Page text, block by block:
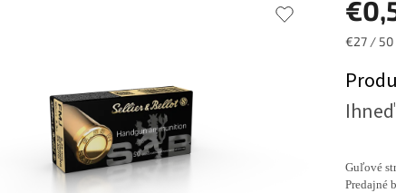
€27 / 50
Guľové
Predajné